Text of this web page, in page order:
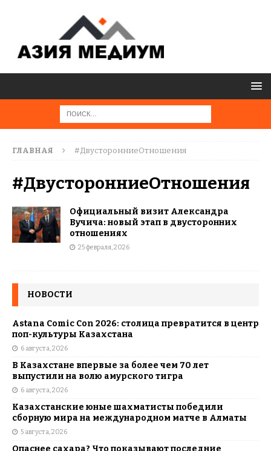
ГЛАВНАЯ #ДвусторонниеОтношения
#ДвусторонниеОтношения
Официальный визит Александра
Вучича: новый этап в двусторонних
отношениях
25 февраля, 2026
НОВОСТИ
Astana Comic Con 2026: столица превратится в центр
поп-культуры Казахстана
6 августа, 2026
В Казахстане впервые за более чем 70 лет
выпустили на волю амурского тигра
6 августа, 2026
Казахстанские юные шахматисты победили
сборную мира на международном матче в Алматы
5 августа, 2026
Опаснее сахара? Что показывают последние